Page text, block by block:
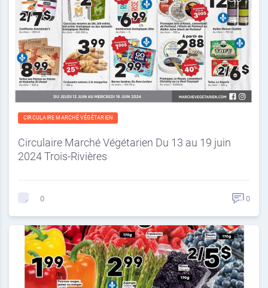
CIRCULAIRE MARCHÉ VÉGÉTARIEN
Circulaire Marché Végétarien Du 13 au 19 juin
2024 Trois-Rivières
0 0